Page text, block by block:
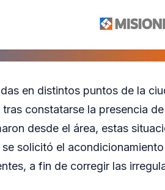
en distintos puntos de la
constatarse la presencia
desde el área, estas
solicitó el
a fin de corregir las